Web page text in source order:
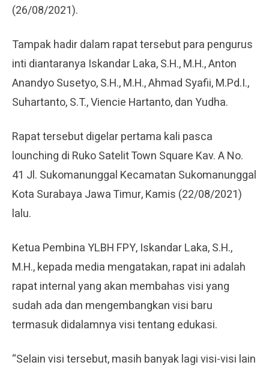
(26/08/2021).
Tampak hadir dalam rapat tersebut para pengurus
inti diantaranya Iskandar Laka, S.H., M.H., Anton
Anandyo Susetyo, S.H., M.H., Ahmad Syafii, M.Pd.I.,
Suhartanto, S.T., Viencie Hartanto, dan Yudha.
Rapat tersebut digelar pertama kali pasca
lounching di Ruko Satelit Town Square Kav. A No.
41 Jl. Sukomanunggal Kecamatan Sukomanunggal
Kota Surabaya Jawa Timur, Kamis (22/08/2021)
lalu.
Ketua Pembina YLBH FPY, Iskandar Laka, S.H.,
M.H., kepada media mengatakan, rapat ini adalah
rapat internal yang akan membahas visi yang
sudah ada dan mengembangkan visi baru
termasuk didalamnya visi tentang edukasi.
“Selain visi tersebut, masih banyak lagi visi-visi lain